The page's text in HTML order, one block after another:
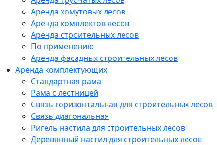
Аренда хомутовых лесов
Аренда комплектов лесов
Аренда строительных лесов
По применению
Аренда фасадных строительных лесов
Аренда комплектующих
Стандартная рама
Рама с лестницей
Связь горизонтальная для строительных лесов
Связь диагональная
Ригель настила для строительных лесов
Деревянный настил для строительных лесов